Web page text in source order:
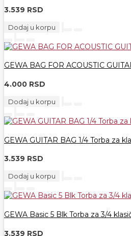
3.539 RSD
Dodaj u korpu
GEWA BAG FOR ACOUSTIC
4.000 RSD
Dodaj u korpu
GEWA GUITAR BAG 1/4 Torba za
3.539 RSD
Dodaj u korpu
GEWA Basic 5 Blk Torba za 3/4
3.539 RSD